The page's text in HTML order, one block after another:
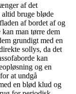
af det
altid bruge bløde
af bordet af og
man tørre dem
grundigt med en
sollys, da det
kan
og en
at undgå
en blød klud og